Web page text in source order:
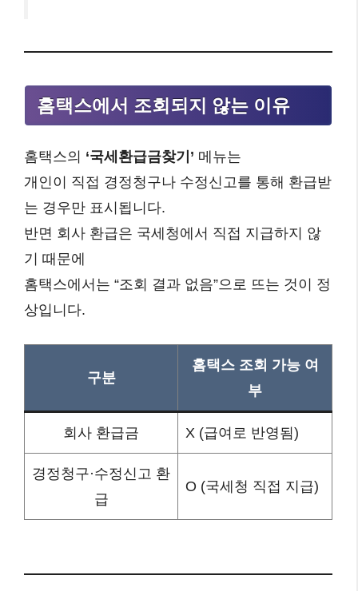
홈택스에서 조회되지 않는 이유
홈택스의 ‘국세환급금찾기’ 메뉴는
개인이 직접 경정청구나 수정신고를 통해 환급받
는 경우만 표시됩니다.
반면 회사 환급은 국세청에서 직접 지급하지 않
기 때문에
홈택스에서는 “조회 결과 없음”으로 뜨는 것이 정
상입니다.
구분
홈택스 조회 가능 여
부
회사 환급금 X (급여로 반영됨)
경정청구·수정신고 환
급
O (국세청 직접 지급)